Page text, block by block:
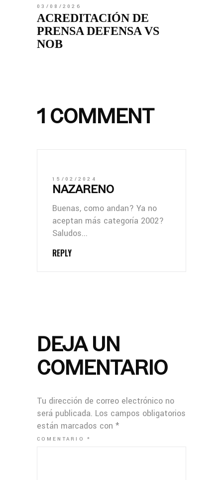
03/08/2026
ACREDITACIÓN DE
PRENSA DEFENSA VS
NOB
1 COMMENT
15/02/2024
NAZARENO
Buenas, como andan? Ya no
aceptan más categoría 2002?
Saludos...
REPLY
DEJA UN
COMENTARIO
Tu dirección de correo electrónico no
será publicada. Los campos obligatorios
están marcados con *
COMENTARIO*